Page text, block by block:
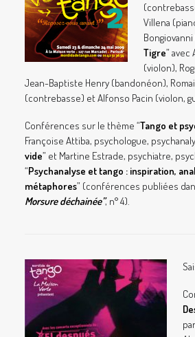
Villena
Tigre” avec
(violon),
Jean-Baptiste Henry (bandonéon),
(contrebasse) et Alfonso Pacin (violon,
Conférences sur le thème “Tango et
Françoise Attiba, psychologue,
vide” et Martine Estrade, psychiatre,
“Psychanalyse et tango : inspiration,
métaphores” (conférences publiées
Morsure déchainée”, n° 4).